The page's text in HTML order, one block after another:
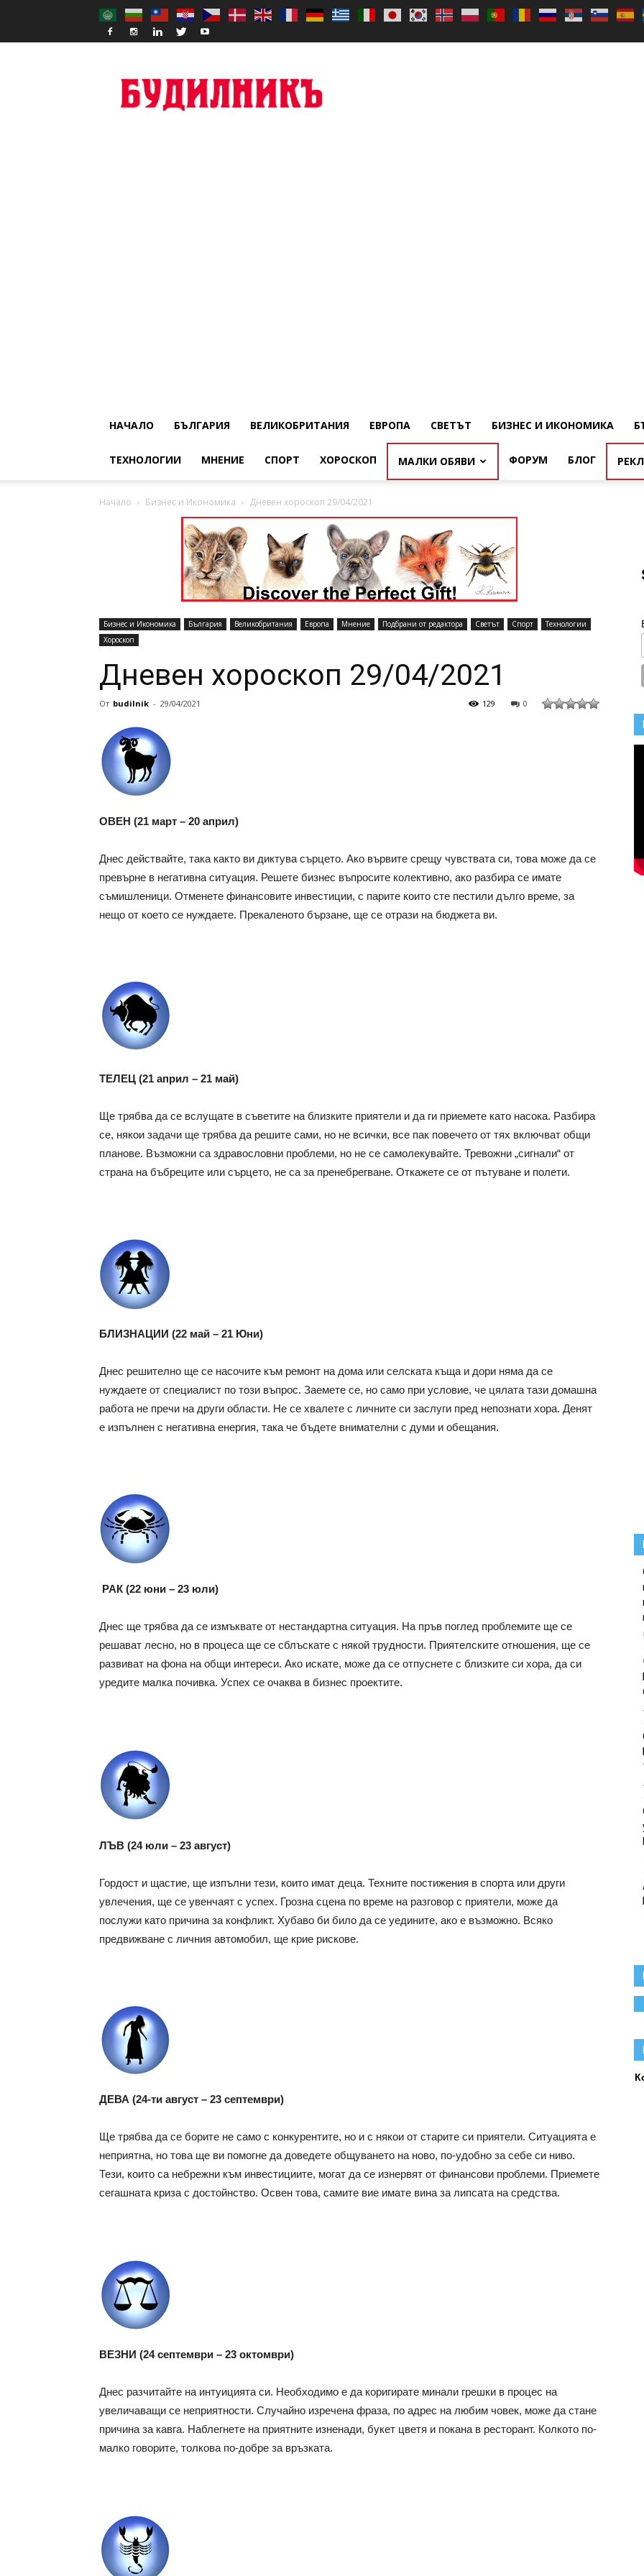
НАЧАЛО БЪЛГАРИЯ ВЕЛИКОБРИТАНИЯ ЕВРОПА СВЕТЪТ БИЗНЕС И ИКОНОМИКА
ТЕХНОЛОГИИ МНЕНИЕ СПОРТ ХОРОСКОП МАЛКИ ОБЯВИ ФОРУМ БЛОГ
Начало Бизнес и Икономика Дневен хороскоп 29/04/2021
Бизнес и Икономика България Великобритания Европа Мнение Подбрани от редактора Светът Спорт
Технологии
Хороскоп
Дневен хороскоп 29/04/2021
От budilnik - 29/04/2021 0
129
ОВЕН (21 март – 20 април)
Днес действайте, така както ви диктува сърцето. Ако вървите срещу чувствата си, това може да се
превърне в негативна ситуация. Решете бизнес въпросите колективно, ако разбира се имате
съмишленици. Отменете финансовите инвестиции, с парите които сте пестили дълго време, за
нещо от което се нуждаете. Прекаленото бързане, ще се отрази на бюджета ви.
ТЕЛЕЦ (21 април – 21 май)
Ще трябва да се вслущате в съветите на близките приятели и да ги приемете като насока. Разбира
се, някои задачи ще трябва да решите сами, но не всички, все пак повечето от тях включват общи
планове. Възможни са здравословни проблеми, но не се самолекувайте. Тревожни „сигнали“ от
страна на бъбреците или сърцето, не са за пренебрегване. Откажете се от пътуване и полети.
БЛИЗНАЦИИ (22 май – 21 Юни)
Днес решително ще се насочите към ремонт на дома или селската къща и дори няма да се
нуждаете от специалист по този въпрос. Заемете се, но само при условие, че цялата тази домашна
работа не пречи на други области. Не се хвалете с личните си заслуги пред непознати хора. Денят
е изпълнен с негативна енергия, така че бъдете внимателни с думи и обещания.
РАК (22 юни – 23 юли)
Днес ще трябва да се измъквате от нестандартна ситуация. На пръв поглед проблемите ще се
решават лесно, но в процеса ще се сблъскате с някой трудности. Приятелските отношения, ще се
развиват на фона на общи интереси. Ако искате, може да се отпуснете с близките си хора, да си
уредите малка почивка. Успех се очаква в бизнес проектите.
ЛЪВ (24 юли – 23 август)
Гордост и щастие, ще изпълни тези, които имат деца. Техните постижения в спорта или други
увлечения, ще се увенчаят с успех. Грозна сцена по време на разговор с приятели, може да
послужи като причина за конфликт. Хубаво би било да се уедините, ако е възможно. Всяко
предвижване с личния автомобил, ще крие рискове.
ДЕВА (24-ти август – 23 септември)
Ще трябва да се борите не само с конкурентите, но и с някои от старите си приятели. Ситуацията е
неприятна, но това ще ви помогне да доведете общуването на ново, по-удобно за себе си ниво.
Тези, които са небрежни към инвестициите, могат да се изнервят от финансови проблеми. Приемете
сегашната криза с достойнство. Освен това, самите вие имате вина за липсата на средства.
ВЕЗНИ (24 септември – 23 октомври)
Днес разчитайте на интуицията си. Необходимо е да коригирате минали грешки в процес на
увеличаващи се неприятности. Случайно изречена фраза, по адрес на любим човек, може да стане
причина за кавга. Наблегнете на приятните изненади, букет цветя и покана в ресторант. Колкото по-
малко говорите, толкова по-добре за връзката.